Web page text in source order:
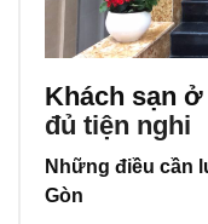
Khách sạn
đủ tiện nghi
Những điều cần
Gòn